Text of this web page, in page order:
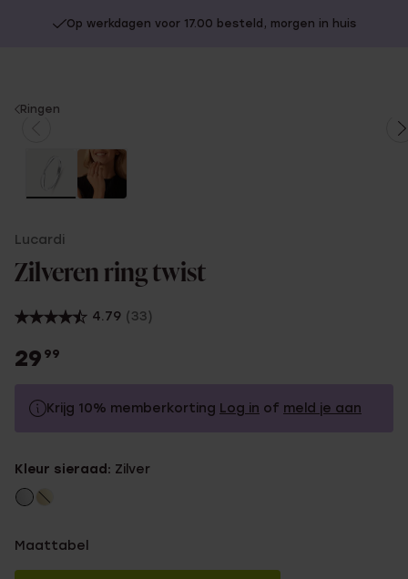
Op werkdagen voor 17.00 besteld, morgen in huis
You
Ringen
Lucardi
Zilveren ring twist
4.79 (33)
29 99
Krijg 10% memberkorting Log in of meld je aan
Zonder memberkorting
Kleur sieraad: Zilver
Maattabel